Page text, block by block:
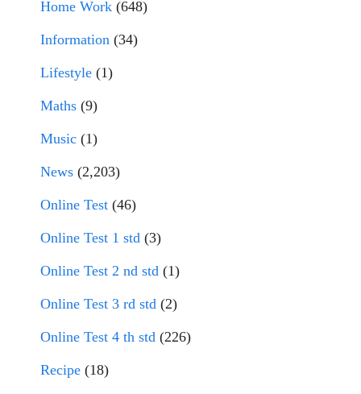
Home Work (648)
Information (34)
Lifestyle (1)
Maths (9)
Music (1)
News (2,203)
Online Test (46)
Online Test 1 std (3)
Online Test 2 nd std (1)
Online Test 3 rd std (2)
Online Test 4 th std (226)
Recipe (18)